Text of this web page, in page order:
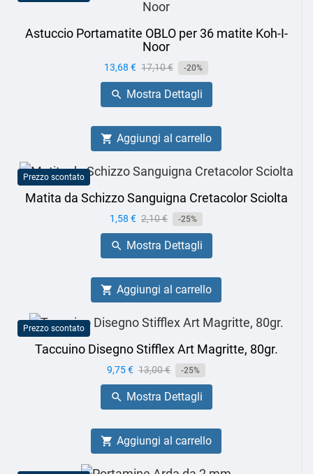
Astuccio Portamatite OBLO per 36 matite Koh-I-
Noor
Prezzo
13,68 € Prezzo
base
17,10 € -20%
 Mostra Dettagli
 Aggiungi al carrello
Prezzo scontato
Matita da Schizzo Sanguigna Cretacolor Sciolta
Prezzo
1,58 € Prezzo
base
2,10 € -25%
 Mostra Dettagli
 Aggiungi al carrello
Prezzo scontato
Taccuino Disegno Stifflex Art Magritte, 80gr.
Prezzo
9,75 € Prezzo
base
13,00 € -25%
 Mostra Dettagli
 Aggiungi al carrello